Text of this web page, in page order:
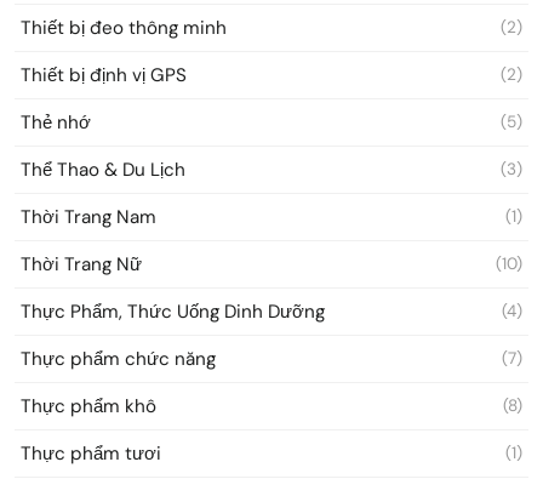
Thiết bị đeo thông minh (2)
Thiết bị định vị GPS (2)
Thẻ nhớ (5)
Thể Thao & Du Lịch (3)
Thời Trang Nam (1)
Thời Trang Nữ (10)
Thực Phẩm, Thức Uống Dinh Dưỡng (4)
Thực phẩm chức năng (7)
Thực phẩm khô (8)
Thực phẩm tươi (1)